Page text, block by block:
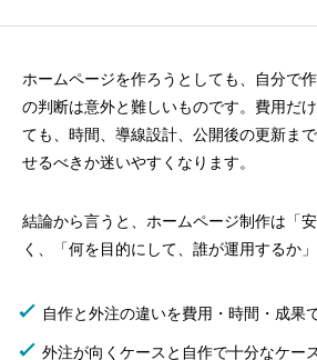
ホームページを作ろうとしても、自分で
の判断は意外と難しいものです。費用だ
ても、時間、導線設計、公開後の更新ま
せるべきか迷いやすくなります。
結論から言うと、ホームページ制作は「
く、「何を目的にして、誰が運用するか
自作と外注の違いを費用・時間・成果
外注が向くケースと自作で十分なケー